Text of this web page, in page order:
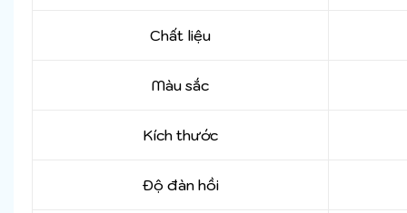
Chất liệu
Màu sắc
Kích thước
Độ đàn hồi